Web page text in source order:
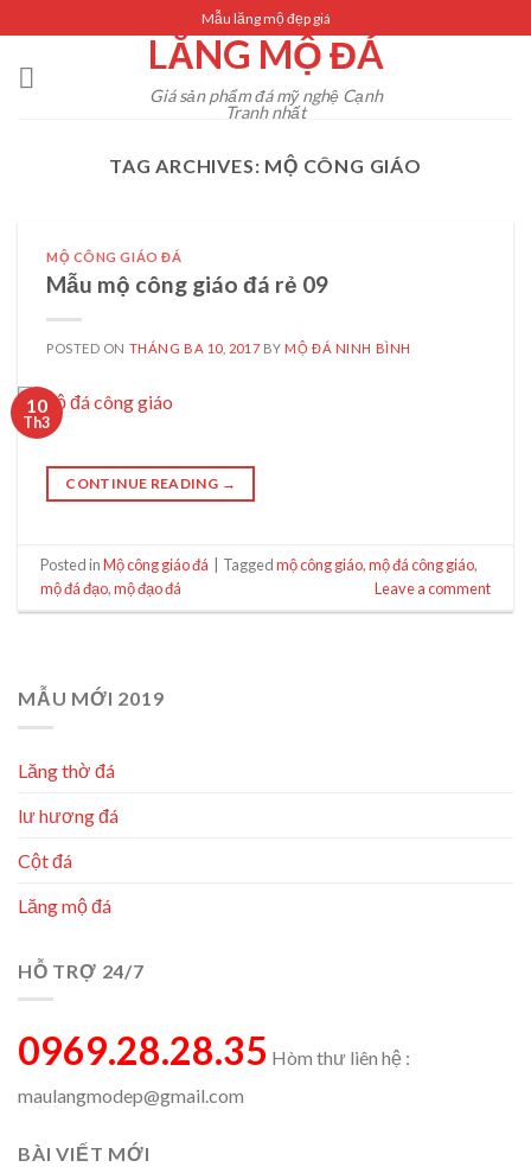
content
Mẫu lăng mộ đẹp giá
LĂNG MỘ ĐÁ
Giá sản phẩm đá mỹ nghệ Cạnh
Tranh nhất
TAG ARCHIVES: MỘ CÔNG GIÁO
MỘ CÔNG GIÁO ĐÁ
Mẫu mộ công giáo đá rẻ 09
POSTED ON THÁNG BA 10, 2017 BY MỘ ĐÁ NINH BÌNH
10
Th3
CONTINUE READING →
Posted inMộ công giáo đá Taggedmộ công giáo,mộ đá công giáo,
mộ đá đạo,mộ đạo đá Leave a comment
MẪU MỚI 2019
Lăng thờ đá
lư hương đá
Cột đá
Lăng mộ đá
HỖ TRỢ 24/7
0969.28.28.35 Hòm thư liên hệ :
maulangmodep@gmail.com
BÀI VIẾT MỚI